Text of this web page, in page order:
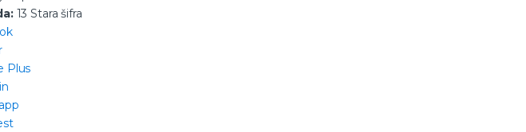
13 Stara šifra
Plus